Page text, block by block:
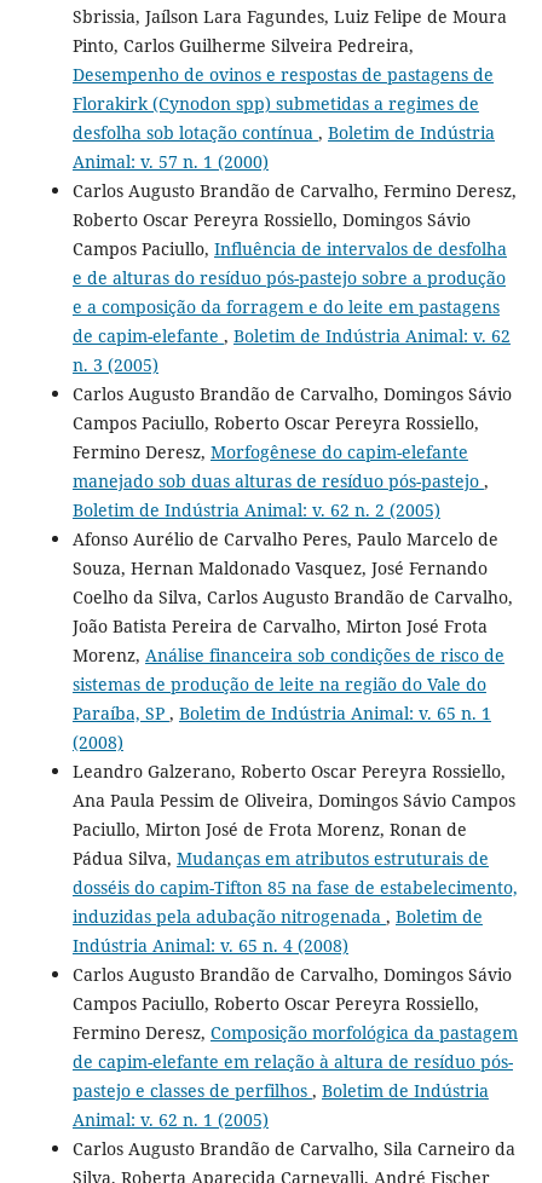
Sbrissia, Jaílson Lara Fagundes, Luiz Felipe de Moura
Pinto, Carlos Guilherme Silveira Pedreira,
Desempenho de ovinos e respostas de pastagens de
Florakirk (Cynodon spp) submetidas a regimes de
desfolha sob lotação contínua , Boletim de Indústria
Animal: v. 57 n. 1 (2000)
Carlos Augusto Brandão de Carvalho, Fermino Deresz,
Roberto Oscar Pereyra Rossiello, Domingos Sávio
Campos Paciullo, Influência de intervalos de desfolha
e de alturas do resíduo pós-pastejo sobre a produção
e a composição da forragem e do leite em pastagens
de capim-elefante , Boletim de Indústria Animal: v. 62
n. 3 (2005)
Carlos Augusto Brandão de Carvalho, Domingos Sávio
Campos Paciullo, Roberto Oscar Pereyra Rossiello,
Fermino Deresz, Morfogênese do capim-elefante
manejado sob duas alturas de resíduo pós-pastejo ,
Boletim de Indústria Animal: v. 62 n. 2 (2005)
Afonso Aurélio de Carvalho Peres, Paulo Marcelo de
Souza, Hernan Maldonado Vasquez, José Fernando
Coelho da Silva, Carlos Augusto Brandão de Carvalho,
João Batista Pereira de Carvalho, Mirton José Frota
Morenz, Análise financeira sob condições de risco de
sistemas de produção de leite na região do Vale do
Paraíba, SP , Boletim de Indústria Animal: v. 65 n. 1
(2008)
Leandro Galzerano, Roberto Oscar Pereyra Rossiello,
Ana Paula Pessim de Oliveira, Domingos Sávio Campos
Paciullo, Mirton José de Frota Morenz, Ronan de
Pádua Silva, Mudanças em atributos estruturais de
dosséis do capim-Tifton 85 na fase de estabelecimento,
induzidas pela adubação nitrogenada , Boletim de
Indústria Animal: v. 65 n. 4 (2008)
Carlos Augusto Brandão de Carvalho, Domingos Sávio
Campos Paciullo, Roberto Oscar Pereyra Rossiello,
Fermino Deresz, Composição morfológica da pastagem
de capim-elefante em relação à altura de resíduo pós-
pastejo e classes de perfilhos , Boletim de Indústria
Animal: v. 62 n. 1 (2005)
Carlos Augusto Brandão de Carvalho, Sila Carneiro da
Silva, Roberta Aparecida Carnevalli, André Fischer